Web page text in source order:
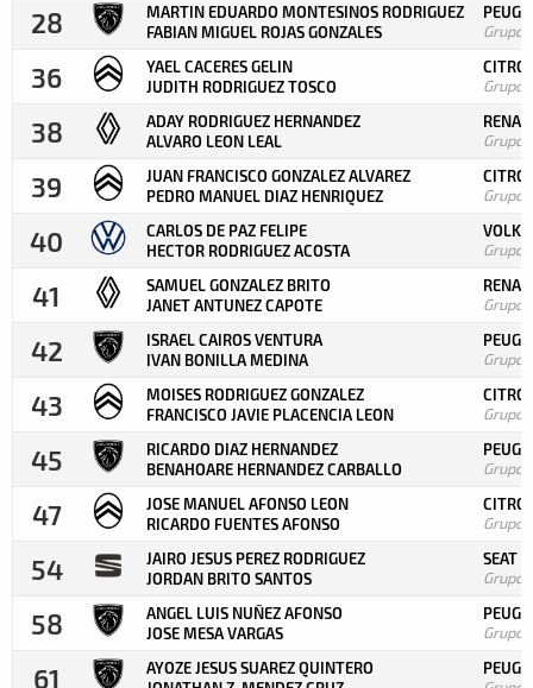
28
MARTIN EDUARDO MONTESINOS RODRIGUEZ
FABIAN MIGUEL ROJAS GONZALES
Grupo
36
YAEL CACERES GELIN
JUDITH RODRIGUEZ TOSCO
Grupo
38
ADAY RODRIGUEZ HERNANDEZ
ALVARO LEON LEAL
Grupo
39
JUAN FRANCISCO GONZALEZ ALVAREZ
PEDRO MANUEL DIAZ HENRIQUEZ
Grupo
40
CARLOS DE PAZ FELIPE
HECTOR RODRIGUEZ ACOSTA
Grupo
41
SAMUEL GONZALEZ BRITO
JANET ANTUNEZ CAPOTE
Grupo
42
ISRAEL CAIROS VENTURA
IVAN BONILLA MEDINA
Grupo
43
MOISES RODRIGUEZ GONZALEZ
FRANCISCO JAVIE PLACENCIA LEON
Grupo
45
RICARDO DIAZ HERNANDEZ
BENAHOARE HERNANDEZ CARBALLO
Grupo
47
JOSE MANUEL AFONSO LEON
RICARDO FUENTES AFONSO
Grupo
54
JAIRO JESUS PEREZ RODRIGUEZ
JORDAN BRITO SANTOS
SEAT
Grupo
58
ANGEL LUIS NUÑEZ AFONSO
JOSE MESA VARGAS
Grupo
61
AYOZE JESUS SUAREZ QUINTERO